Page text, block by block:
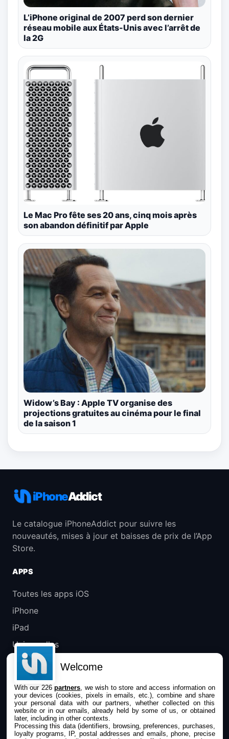
L’iPhone original de 2007 perd son dernier
réseau mobile aux États-Unis avec l’arrêt de
la 2G
Le Mac Pro fête ses 20 ans, cinq mois après
son abandon définitif par Apple
Widow’s Bay : Apple TV organise des
projections gratuites au cinéma pour le final
de la saison 1
iPhoneAddict
Le catalogue iPhoneAddict pour suivre les
nouveautés, mises à jour et baisses de prix de l’App
Store.
APPS
Toutes les apps iOS
iPhone
iPad
Universelles
Mac
Apple TV
IPHONEADDICT
Actualité Apple
Welcome
With our 226partners , we wish to store and access information on
your devices (cookies, pixels in emails, etc.), combine and share
your personal data with our partners, whether collected on this
website or in our emails, already held by some of us, or obtained
later, including in other contexts.
Processing this data (identifiers, browsing, preferences, purchases,
loyalty programs, IP, postal addresses and emails, phone, precise